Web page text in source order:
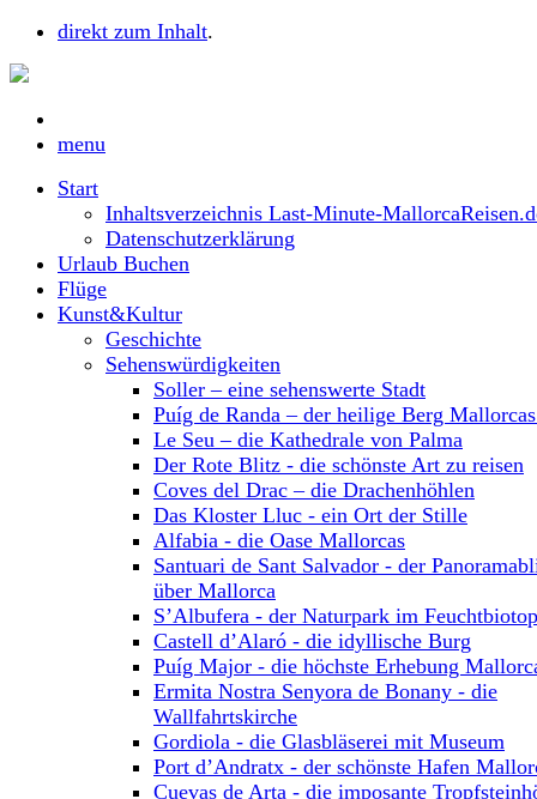
direkt zum Inhalt.
menu
Start
Inhaltsverzeichnis Last-Minute-
Datenschutzerklärung
Urlaub Buchen
Flüge
Kunst&Kultur
Geschichte
Sehenswürdigkeiten
Soller – eine sehenswerte Stadt
Puíg de Randa – der heilige Berg
Le Seu – die Kathedrale von Palma
Der Rote Blitz - die schönste Art zu reisen
Coves del Drac – die Drachenhöhlen
Das Kloster Lluc - ein Ort der Stille
Alfabia - die Oase Mallorcas
Santuari de Sant Salvador - der
über Mallorca
S’Albufera - der Naturpark im Feuchtbiotop
Castell d’Alaró - die idyllische Burg
Puíg Major - die höchste Erhebung
Ermita Nostra Senyora de Bonany - die
Wallfahrtskirche
Gordiola - die Glasbläserei mit Museum
Port d’Andratx - der schönste Hafen
Cuevas de Arta - die imposante